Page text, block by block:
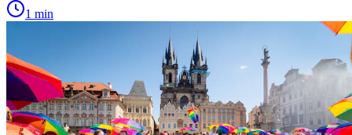
1 min